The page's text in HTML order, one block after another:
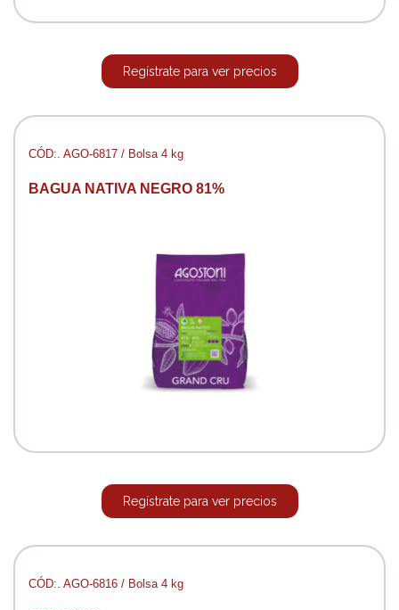
Regístrate para ver precios
CÓD:. AGO-6817 / Bolsa 4 kg
BAGUA NATIVA NEGRO 81%
Regístrate para ver precios
CÓD:. AGO-6816 / Bolsa 4 kg